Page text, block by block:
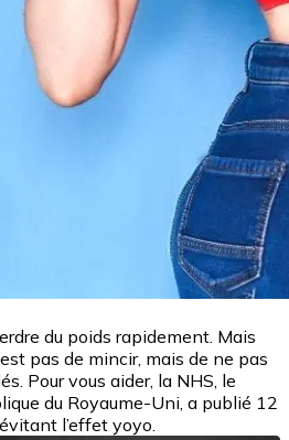
du poids rapidement. Mais
pas de mincir, mais de ne pas
Pour vous aider, la NHS, le
du Royaume-Uni, a publié 12
l’effet yoyo.